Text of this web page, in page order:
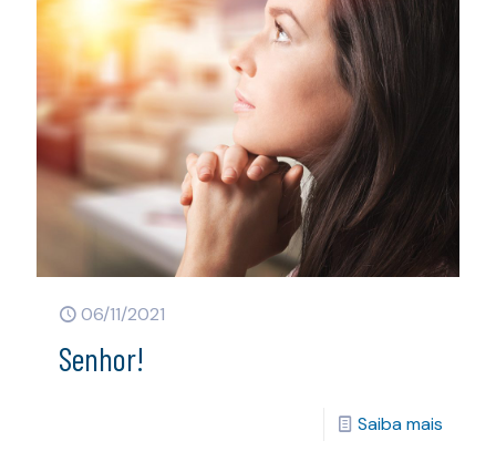
06/11/2021
Senhor!
Saiba mais